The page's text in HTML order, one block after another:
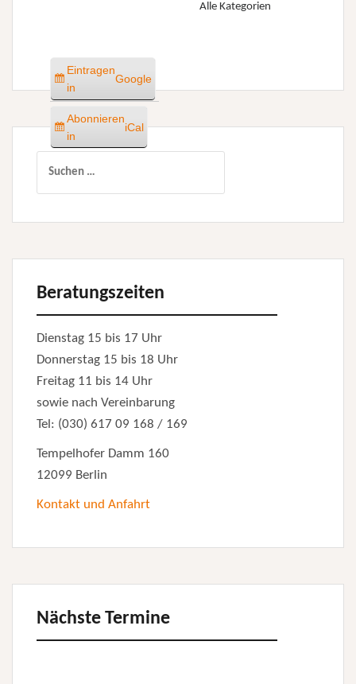
Alle Kategorien
Eintragen
in
Google
Abonnieren
in
iCal
Beratungszeiten
Dienstag 15 bis 17 Uhr
Donnerstag 15 bis 18 Uhr
Freitag 11 bis 14 Uhr
sowie nach Vereinbarung
Tel: (030) 617 09 168 / 169
Tempelhofer Damm 160
12099 Berlin
Kontakt und Anfahrt
Nächste Termine